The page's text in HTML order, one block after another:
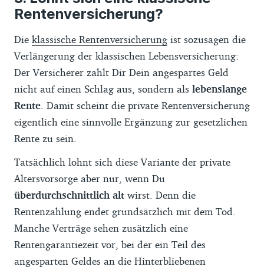
Rentenversicherung?
Die klassische Rentenversicherung ist sozusagen die
Verlängerung der klassischen Lebensversicherung:
Der Versicherer zahlt Dir Dein angespartes Geld
nicht auf einen Schlag aus, sondern als lebenslange
Rente . Damit scheint die private Rentenversicherung
eigentlich eine sinnvolle Ergänzung zur gesetzlichen
Rente zu sein.
Tatsächlich lohnt sich diese Variante der private
Altersvorsorge aber nur, wenn Du
überdurchschnittlich alt wirst. Denn die
Rentenzahlung endet grundsätzlich mit dem Tod.
Manche Verträge sehen zusätzlich eine
Rentengarantiezeit vor, bei der ein Teil des
angesparten Geldes an die Hinterbliebenen